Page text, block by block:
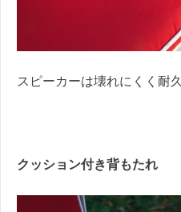
スピーカーは壊れにくく耐
クッション付き背もたれ